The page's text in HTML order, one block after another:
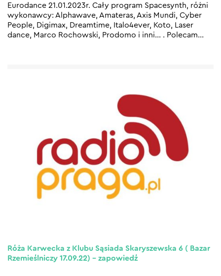
Eurodance 21.01.2023r. Cały program Spacesynth, różni
wykonawcy: Alphawave, Amateras, Axis Mundi, Cyber
People, Digimax, Dreamtime, Italo4ever, Koto, Laser
dance, Marco Rochowski, Prodomo i inni… . Polecam…
Róża Karwecka z Klubu Sąsiada Skaryszewska 6 ( Bazar
Rzemieślniczy 17.09.22) – zapowiedź